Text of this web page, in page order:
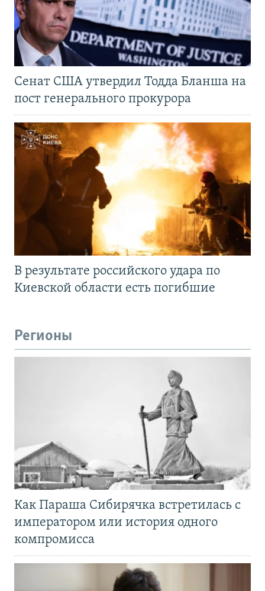
Сенат США утвердил Тодда Бланша на
пост генерального прокурора
В результате российского удара по
Киевской области есть погибшие
Регионы
Как Параша Сибирячка встретилась с
императором или история одного
компромисса